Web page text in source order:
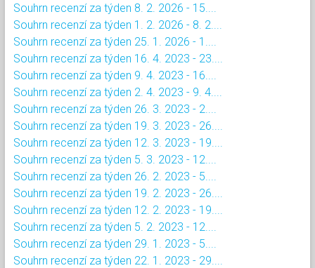
Souhrn recenzí za týden 8. 2. 2026 - 15....
Souhrn recenzí za týden 1. 2. 2026 - 8. 2....
Souhrn recenzí za týden 25. 1. 2026 - 1....
Souhrn recenzí za týden 16. 4. 2023 - 23....
Souhrn recenzí za týden 9. 4. 2023 - 16....
Souhrn recenzí za týden 2. 4. 2023 - 9. 4....
Souhrn recenzí za týden 26. 3. 2023 - 2....
Souhrn recenzí za týden 19. 3. 2023 - 26....
Souhrn recenzí za týden 12. 3. 2023 - 19....
Souhrn recenzí za týden 5. 3. 2023 - 12....
Souhrn recenzí za týden 26. 2. 2023 - 5....
Souhrn recenzí za týden 19. 2. 2023 - 26....
Souhrn recenzí za týden 12. 2. 2023 - 19....
Souhrn recenzí za týden 5. 2. 2023 - 12....
Souhrn recenzí za týden 29. 1. 2023 - 5....
Souhrn recenzí za týden 22. 1. 2023 - 29....